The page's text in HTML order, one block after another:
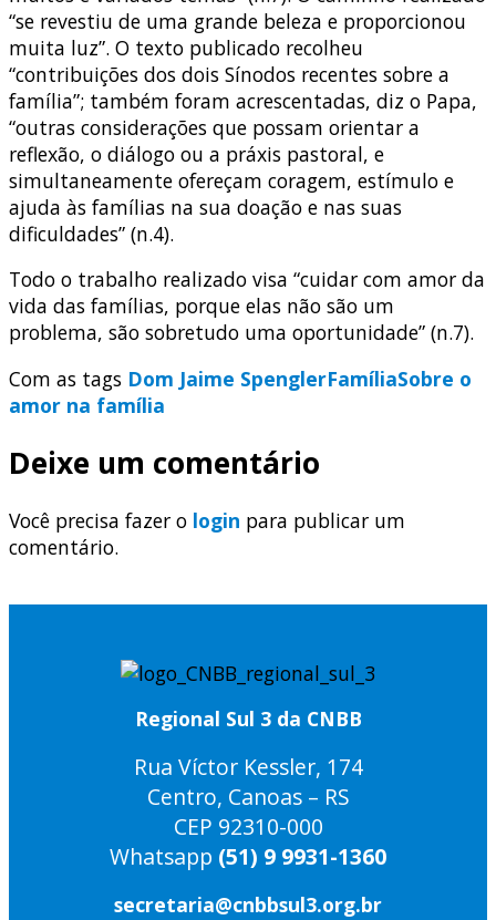
“se revestiu de uma grande beleza e proporcionou
muita luz”. O texto publicado recolheu
“contribuições dos dois Sínodos recentes sobre a
família”; também foram acrescentadas, diz o Papa,
“outras considerações que possam orientar a
reflexão, o diálogo ou a práxis pastoral, e
simultaneamente ofereçam coragem, estímulo e
ajuda às famílias na sua doação e nas suas
dificuldades” (n.4).
Todo o trabalho realizado visa “cuidar com amor da
vida das famílias, porque elas não são um
problema, são sobretudo uma oportunidade” (n.7).
Com as tags Dom Jaime SpenglerFamíliaSobre o
amor na família
Deixe um comentário
Você precisa fazer o login para publicar um
comentário.
Regional Sul 3 da CNBB
Rua Víctor Kessler, 174
Centro, Canoas – RS
CEP 92310-000
Whatsapp (51) 9 9931-1360
secretaria@cnbbsul3.org.br